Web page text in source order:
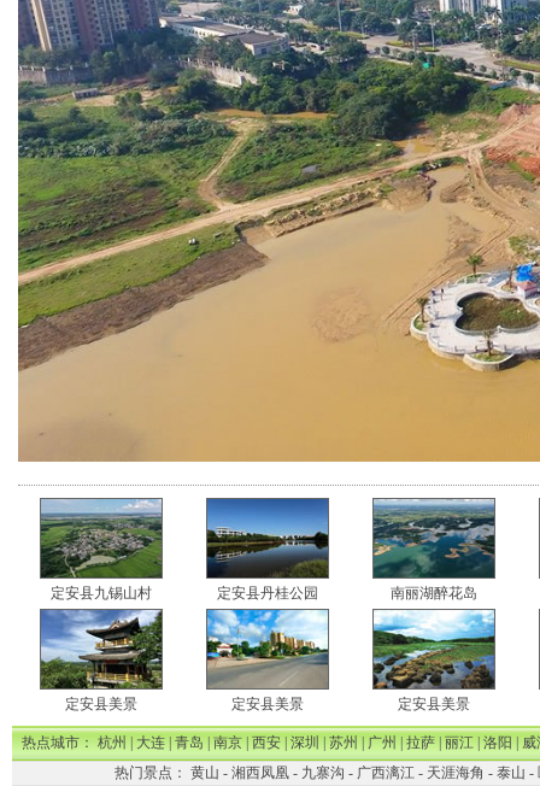
定安县九锡山村 定安县丹桂公园 南丽湖醉花岛
定安县美景 定安县美景 定安县美景
热点城市：杭州|大连|青岛|南京|西安|深圳|苏州|广州|拉萨|丽江|洛阳|威
热门景点： 黄山 - 湘西凤凰- 九寨沟 - 广西漓江- 天涯海角 - 泰山 -